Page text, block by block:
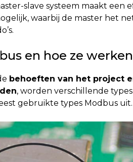
slave systeem maakt
waarbij de master het
en hoe ze werken
behoeften van het project
, worden verschillende
gebruikte types Modbus uit.